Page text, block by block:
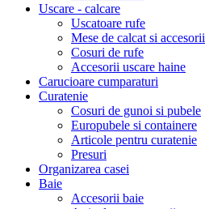
Uscare - calcare
Uscatoare rufe
Mese de calcat si accesorii
Cosuri de rufe
Accesorii uscare haine
Carucioare cumparaturi
Curatenie
Cosuri de gunoi si pubele
Europubele si containere
Articole pentru curatenie
Presuri
Organizarea casei
Baie
Accesorii baie